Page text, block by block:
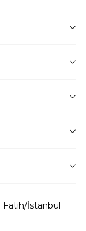
Fatih/İstanbul